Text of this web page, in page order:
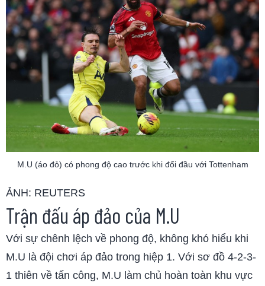
M.U (áo đỏ) có phong độ cao trước khi đối đầu với Tottenham
ẢNH: REUTERS
Trận đấu áp đảo của M.U
Với sự chênh lệch về phong độ, không khó hiểu khi
M.U là đội chơi áp đảo trong hiệp 1. Với sơ đồ 4-2-3-
1 thiên về tấn công, M.U làm chủ hoàn toàn khu vực